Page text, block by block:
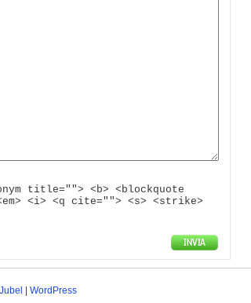
title=""> <b> <blockquote
<i> <q cite=""> <s> <strike>
WordPress